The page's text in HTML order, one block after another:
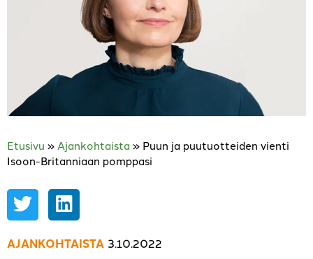
Etusivu » Ajankohtaista » Puun ja puutuotteiden vienti
Isoon-Britanniaan pomppasi
AJANKOHTAISTA 3.10.2022